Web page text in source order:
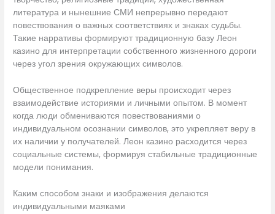
литература и нынешние СМИ непрерывно передают
повествования о важных соответствиях и знаках судьбы.
Такие нарративы формируют традиционную базу Леон
казино для интерпретации собственного жизненного дороги
через угол зрения окружающих символов.
Общественное подкрепление веры происходит через
взаимодействие историями и личными опытом. В момент
когда люди обмениваются повествованиями о
индивидуальном осознании символов, это укрепляет веру в
их наличии у получателей. Леон казино расходится через
социальные системы, формируя стабильные традиционные
модели понимания.
Каким способом знаки и изображения делаются
индивидуальными маяками